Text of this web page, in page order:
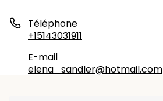
Téléphone
+15143031911
E-mail
elena_sandler@hotmail.com